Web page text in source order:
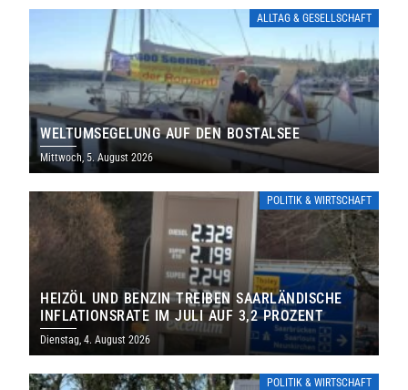
ALLTAG & GESELLSCHAFT
WELTUMSEGELUNG AUF DEN BOSTALSEE
Mittwoch, 5. August 2026
POLITIK & WIRTSCHAFT
HEIZÖL UND BENZIN TREIBEN SAARLÄNDISCHE
INFLATIONSRATE IM JULI AUF 3,2 PROZENT
Dienstag, 4. August 2026
POLITIK & WIRTSCHAFT